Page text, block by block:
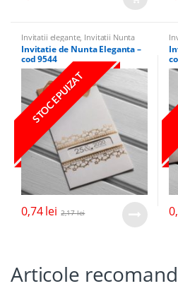
Invitatii elegante, Invitatii Nunta
Invitatie de Nunta Eleganta –
cod 9544
STOC EPUIZAT
0,74lei 2,17lei
Articole